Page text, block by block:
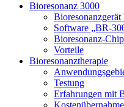
Bioresonanz 3000
Bioresonanzgerät
Software „BR-
Bioresonanz-
Vorteile
Bioresonanztherapie
Testung
Erfahrungen mit